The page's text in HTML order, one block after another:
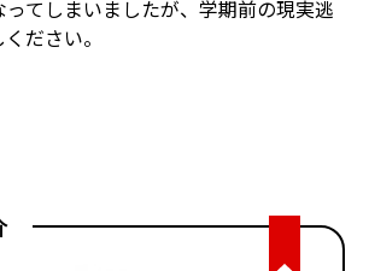
てしまいましたが、学期前の現実逃
ださい。